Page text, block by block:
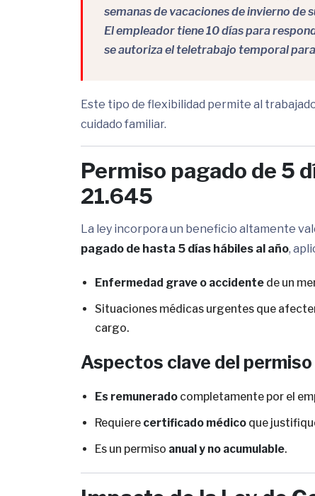
semanas de vacaciones de invierno de
El empleador tiene 10 días para
se autoriza el teletrabajo temporal
Este tipo de flexibilidad permite al
cuidado familiar.
Permiso pagado de 5
21.645
La ley incorpora un beneficio altamente
pagado de hasta 5 días hábiles al año,
Enfermedad grave o accidente de un
Situaciones médicas urgentes que
cargo.
Aspectos clave del permiso
Es remunerado completamente por el
Requiere certificado médico que
Es un permiso anual y no acumulable.